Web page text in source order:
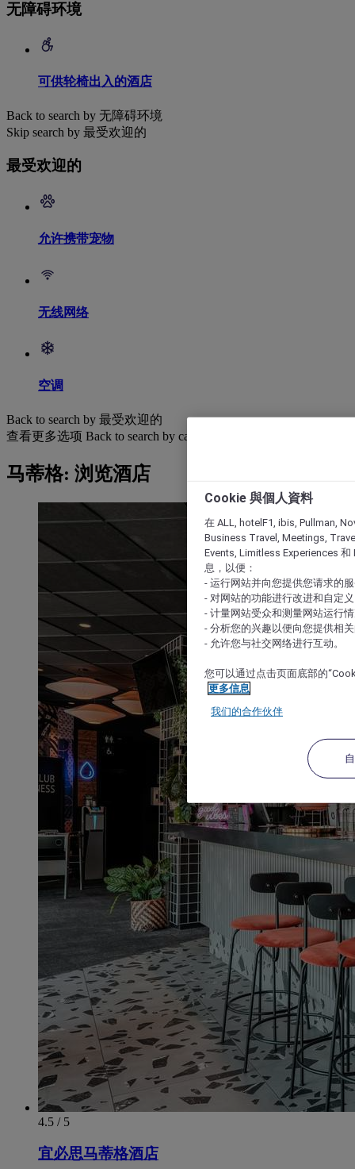
无障碍环境
可供轮椅出入的酒店
Back to search by 无障碍环境
Skip search by 最受欢迎的
最受欢迎的
允许携带宠物
无线网络
空调
Back to search by 最受欢迎的
查看更多选项 Back to search by categories
马蒂格: 浏览酒店
4.5 / 5
宜必思马蒂格酒店
Cookie 與個人資料
在 ALL, hotelF1, ibis, Pullman,
Business Travel, Meetings,
Events, Limitless Experiences 和
息，以便：
- 运行网站并向您提供您请求的
- 对网站的功能进行改进和自定义
- 计量网站受众和测量网站运行
- 分析您的兴趣以便向您提供相
- 允许您与社交网络进行互动。
您可以通过点击页面底部的
更多信息
我们的合作伙伴